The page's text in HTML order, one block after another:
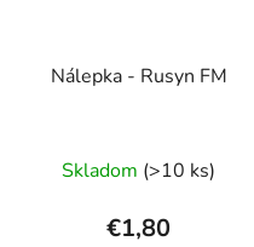
Nálepka - Rusyn FM
Skladom (>10 ks)
€1,80